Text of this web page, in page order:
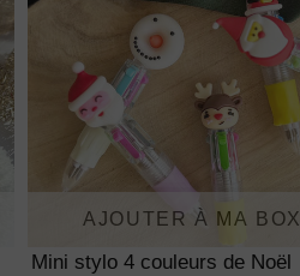
AJOUTER À MA BOX
Mini stylo 4 couleurs de Noël